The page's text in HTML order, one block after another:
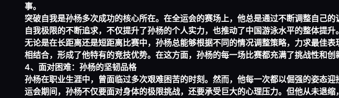
事。
突破自我是孙杨多次成功的核心所在。在全运会的赛场上，他总是通过不断调整自己
自我极限的不断追求，不仅提升了孙杨的个人实力，也推动了中国游泳水平的整体提升。
无论是在长距离还是短距离比赛中，孙杨总能够根据不同的情况调整策略，力求最佳
相结合，形成了他特有的竞技优势。在这方面，孙杨的每一场比赛都充满了挑战性和创
4、面对困难：孙杨的坚韧品格
孙杨在职业生涯中，曾面临过多次艰难困苦的时刻。然而，他每一次都以倔强的姿态
运会期间，孙杨不仅要面对身体的极限挑战，还要承受巨大的心理压力。但他从未退缩